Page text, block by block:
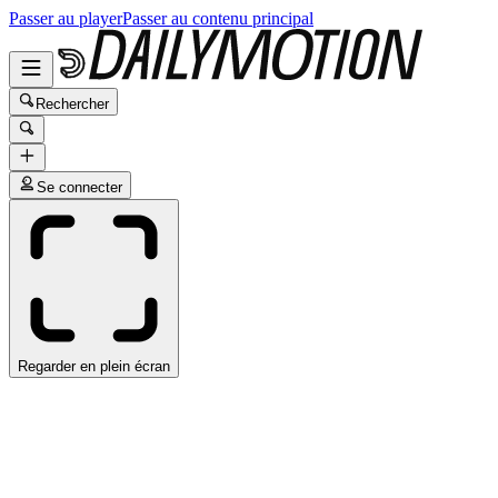
Passer au playerPasser au contenu principal
Rechercher
Se connecter
Regarder en plein écran